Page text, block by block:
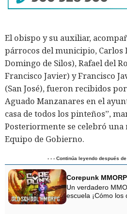
El obispo y su auxiliar,
párrocos del municipio, Carlos
Domingo de Silos), Rafael del
Francisco Javier) y Francisco
(San José), fueron recibidos
Aguado Manzanares en el
casa de todos los pinteños”,
Posteriormente se celebró
Equipo de Gobierno.
- - - Continúa leyendo después
Corepunk
Un verdadero
escuela ¡Cómo